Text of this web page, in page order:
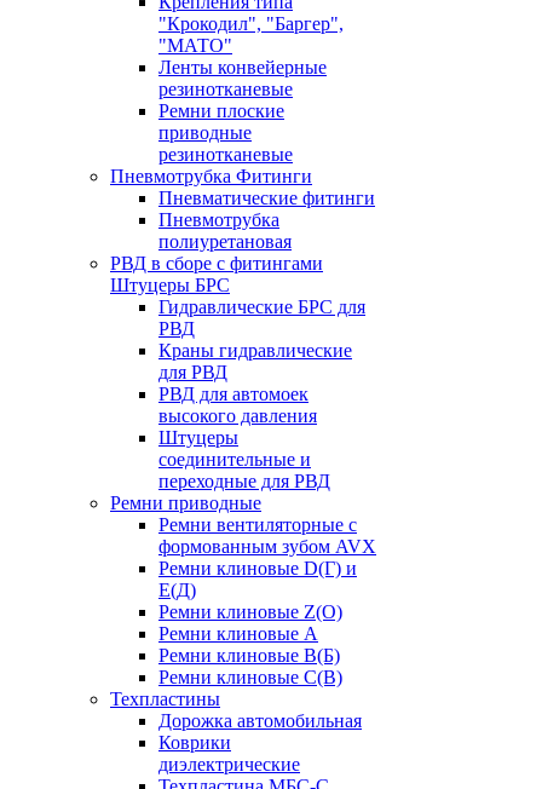
"Крокодил", "Баргер",
"МАТО"
Ленты конвейерные
резинотканевые
Ремни плоские
приводные
резинотканевые
Пневмотрубка Фитинги
Пневматические фитинги
Пневмотрубка
полиуретановая
РВД в сборе с фитингами
Штуцеры БРС
Гидравлические БРС для
РВД
Краны гидравлические
для РВД
РВД для автомоек
высокого давления
Штуцеры
соединительные и
переходные для РВД
Ремни приводные
Ремни вентиляторные с
формованным зубом AVX
Ремни клиновые D(Г) и
Е(Д)
Ремни клиновые Z(О)
Ремни клиновые А
Ремни клиновые В(Б)
Ремни клиновые С(В)
Техпластины
Дорожка автомобильная
Коврики
диэлектрические